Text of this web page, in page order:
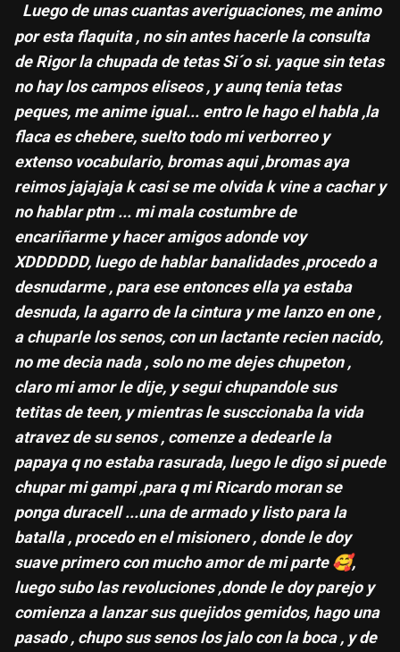
Luego de unas cuantas averiguaciones, me animo
por esta flaquita , no sin antes hacerle la consulta
de Rigor la chupada de tetas Si´o si. yaque sin tetas
no hay los campos eliseos , y aunq tenia tetas
peques, me anime igual... entro le hago el habla ,la
flaca es chebere, suelto todo mi verborreo y
extenso vocabulario, bromas aqui ,bromas aya
reimos jajajaja k casi se me olvida k vine a cachar y
no hablar ptm ... mi mala costumbre de
encariñarme y hacer amigos adonde voy
XDDDDDD, luego de hablar banalidades ,procedo a
desnudarme , para ese entonces ella ya estaba
desnuda, la agarro de la cintura y me lanzo en one ,
a chuparle los senos, con un lactante recien nacido,
no me decia nada , solo no me dejes chupeton ,
claro mi amor le dije, y segui chupandole sus
tetitas de teen, y mientras le susccionaba la vida
atravez de su senos , comenze a dedearle la
papaya q no estaba rasurada, luego le digo si puede
chupar mi gampi ,para q mi Ricardo moran se
ponga duracell ...una de armado y listo para la
batalla , procedo en el misionero , donde le doy
suave primero con mucho amor de mi parte🥰,
luego subo las revoluciones ,donde le doy parejo y
comienza a lanzar sus quejidos gemidos, hago una
pasado , chupo sus senos los jalo con la boca , y de